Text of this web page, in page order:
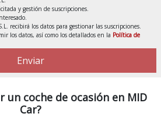
y gestión de suscripciones.
recibirá los datos para gestionar las suscripciones.
los datos, así como los detallados en la Política de
Enviar
un coche de ocasión en MID
Car?